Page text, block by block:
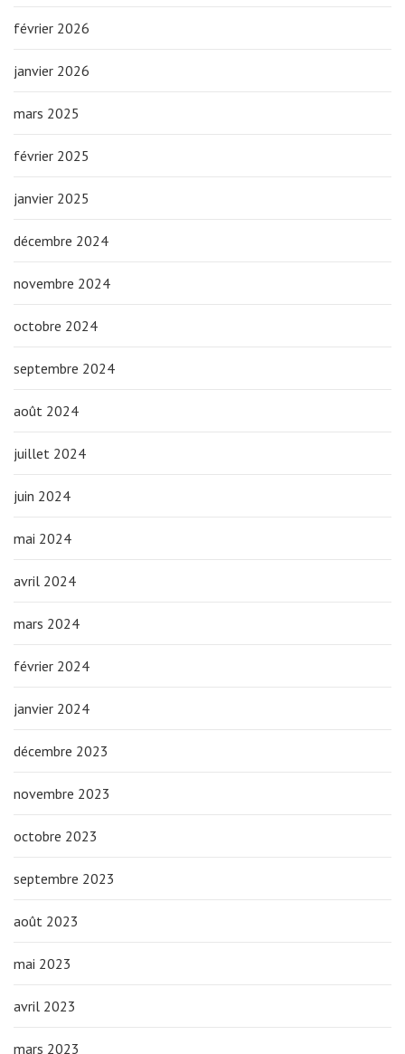
février 2026
janvier 2026
mars 2025
février 2025
janvier 2025
décembre 2024
novembre 2024
octobre 2024
septembre 2024
août 2024
juillet 2024
juin 2024
mai 2024
avril 2024
mars 2024
février 2024
janvier 2024
décembre 2023
novembre 2023
octobre 2023
septembre 2023
août 2023
mai 2023
avril 2023
mars 2023